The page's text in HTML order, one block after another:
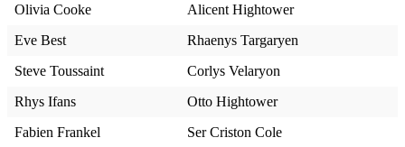
Olivia Cooke
Alicent Hightower
Eve Best
Rhaenys Targaryen
Steve Toussaint
Corlys Velaryon
Rhys Ifans
Otto Hightower
Fabien Frankel
Ser Criston Cole